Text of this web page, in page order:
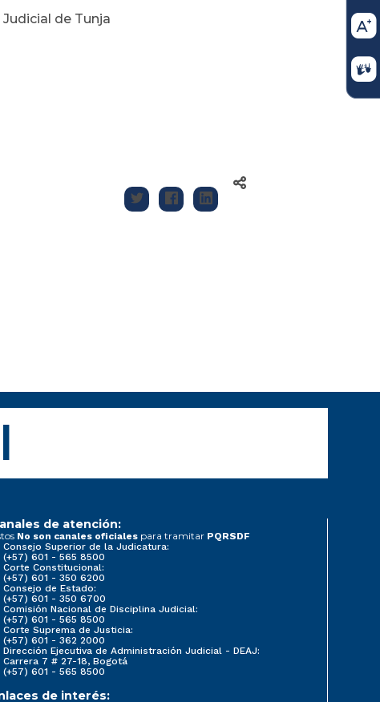
de Tunja
de atención:
No son canales oficiales para tramitar PQRSDF
Consejo Superior de la Judicatura:
(+57) 601 - 565 8500
Corte Constitucional:
(+57) 601 - 350 6200
Consejo de Estado:
(+57) 601 - 350 6700
Comisión Nacional de Disciplina Judicial:
(+57) 601 - 565 8500
Corte Suprema de Justicia:
(+57) 601 - 362 2000
Dirección Ejecutiva de Administración Judicial - DEAJ:
Carrera 7 # 27-18, Bogotá
(+57) 601 - 565 8500
de interés: